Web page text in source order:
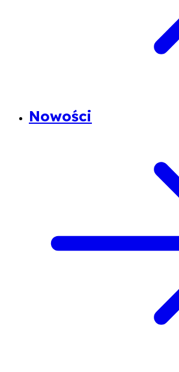
Nowości